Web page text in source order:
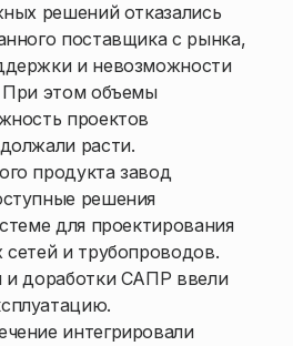
решений отказались
поставщика с рынка,
и невозможности
При этом объемы
проектов
расти.
продукта завод
решения
для проектирования
и трубопроводов.
и доработки САПР ввели
интегрировали